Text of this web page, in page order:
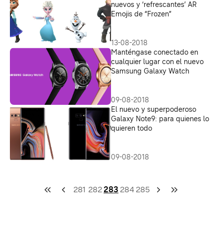
nuevos y ‘refrescantes’ AR
Emojis de “Frozen”
13-08-2018
Manténgase conectado en
cualquier lugar con el nuevo
Samsung Galaxy Watch
09-08-2018
El nuevo y superpoderoso
Galaxy Note9: para quienes lo
quieren todo
09-08-2018
281 282283 284 285